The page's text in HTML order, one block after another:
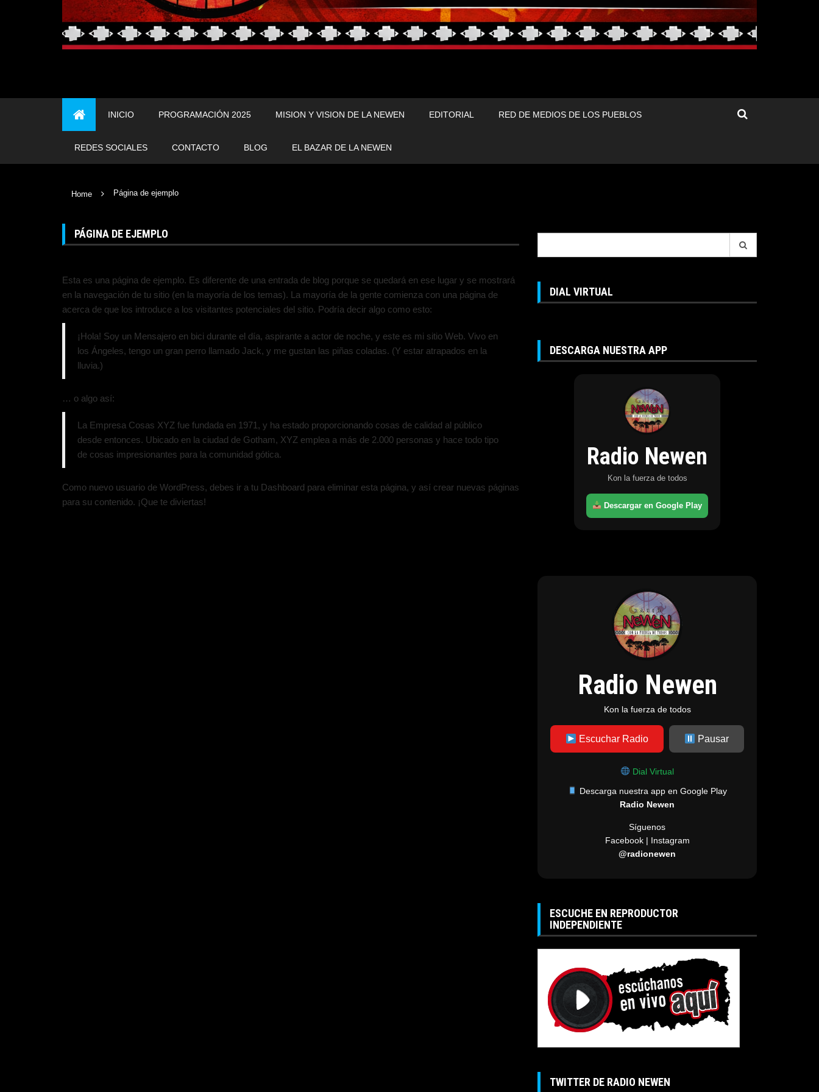
INICIO PROGRAMACIÓN 2025 MISION Y VISION DE LA NEWEN EDITORIAL RED DE MEDIOS DE LOS PUEBLOS
REDES SOCIALES CONTACTO BLOG EL BAZAR DE LA NEWEN
Home Página de ejemplo
PÁGINA DE EJEMPLO
Esta es una página de ejemplo. Es diferente de una entrada de blog porque se quedará en ese lugar y se mostrará
en la navegación de tu sitio (en la mayoría de los temas). La mayoría de la gente comienza con una página de
acerca de que los introduce a los visitantes potenciales del sitio. Podría decir algo como esto:
¡Hola! Soy un Mensajero en bici durante el día, aspirante a actor de noche, y este es mi sitio Web. Vivo en
los Ángeles, tengo un gran perro llamado Jack, y me gustan las piñas coladas. (Y estar atrapados en la
lluvia.)
… o algo así:
La Empresa Cosas XYZ fue fundada en 1971, y ha estado proporcionando cosas de calidad al público
desde entonces. Ubicado en la ciudad de Gotham, XYZ emplea a más de 2.000 personas y hace todo tipo
de cosas impresionantes para la comunidad gótica.
Como nuevo usuario de WordPress, debes ir a tu Dashboard para eliminar esta página, y así crear nuevas páginas
para su contenido. ¡Que te diviertas!
DIAL VIRTUAL
DESCARGA NUESTRA APP
Radio Newen
Kon la fuerza de todos
Descargar en Google Play
Radio Newen
Kon la fuerza de todos
Escuchar Radio Pausar
Dial Virtual
Descarga nuestra app en Google Play
Radio Newen
Síguenos
Facebook | Instagram
@radionewen
ESCUCHE EN REPRODUCTOR
INDEPENDIENTE
TWITTER DE RADIO NEWEN